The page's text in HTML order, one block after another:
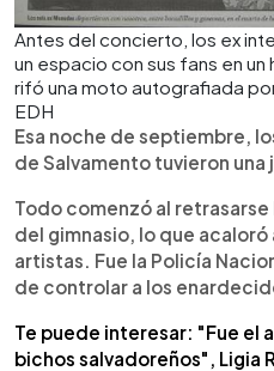
Antes del concierto, los ex
un espacio con sus fans en
rifó una moto autografiada
EDH
Esa noche de septiembre,
de Salvamento tuvieron una
Todo comenzó al
del gimnasio, lo que acaloró
artistas. Fue la Policía
de controlar a los
Te puede interesar: "Fue el
bichos salvadoreños", Ligia